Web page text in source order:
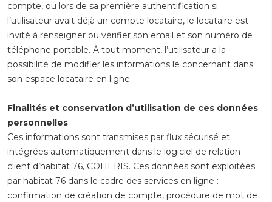
compte, ou lors de sa première authentification si
l’utilisateur avait déjà un compte locataire, le locataire est
invité à renseigner ou vérifier son email et son numéro de
téléphone portable. À tout moment, l’utilisateur a la
possibilité de modifier les informations le concernant dans
son espace locataire en ligne.
Finalités et conservation d’utilisation de ces données
personnelles
Ces informations sont transmises par flux sécurisé et
intégrées automatiquement dans le logiciel de relation
client d’habitat 76, COHERIS. Ces données sont exploitées
par habitat 76 dans le cadre des services en ligne :
confirmation de création de compte, procédure de mot de